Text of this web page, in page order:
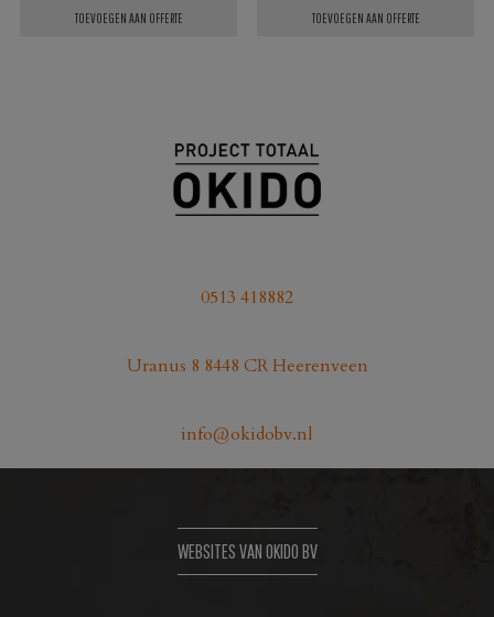
TOEVOEGEN AAN OFFERTE TOEVOEGEN AAN OFFERTE
0513 418882
Uranus 8 8448 CR Heerenveen
info@okidobv.nl
WEBSITES VAN OKIDO BV